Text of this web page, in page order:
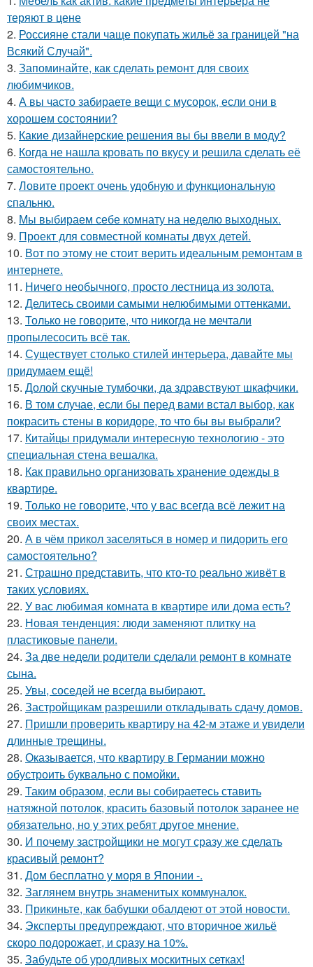
теряют в цене
2. Россияне стали чаще покупать жильё за границей "на
Всякий Случай".
3. Запоминайте, как сделать ремонт для своих
любимчиков.
4. А вы часто забираете вещи с мусорок, если они в
хорошем состоянии?
5. Какие дизайнерские решения вы бы ввели в моду?
6. Когда не нашла кровать по вкусу и решила сделать её
самостоятельно.
7. Ловите проект очень удобную и функциональную
спальню.
8. Мы выбираем себе комнату на неделю выходных.
9. Проект для совместной комнаты двух детей.
10. Вот по этому не стоит верить идеальным ремонтам в
интернете.
11. Ничего необычного, просто лестница из золота.
12. Делитесь своими самыми нелюбимыми оттенками.
13. Только не говорите, что никогда не мечтали
пропылесосить всё так.
14. Существует столько стилей интерьера, давайте мы
придумаем ещё!
15. Долой скучные тумбочки, да здравствуют шкафчики.
16. В том случае, если бы перед вами встал выбор, как
покрасить стены в коридоре, то что бы вы выбрали?
17. Китайцы придумали интересную технологию - это
специальная стена вешалка.
18. Как правильно организовать хранение одежды в
квартире.
19. Только не говорите, что у вас всегда всё лежит на
своих местах.
20. А в чём прикол заселяться в номер и пидорить его
самостоятельно?
21. Страшно представить, что кто-то реально живёт в
таких условиях.
22. У вас любимая комната в квартире или дома есть?
23. Новая тенденция: люди заменяют плитку на
пластиковые панели.
24. За две недели родители сделали ремонт в комнате
сына.
25. Увы, соседей не всегда выбирают.
26. Застройщикам разрешили откладывать сдачу домов.
27. Пришли проверить квартиру на 42-м этаже и увидели
длинные трещины.
28. Оказывается, что квартиру в Германии можно
обустроить буквально с помойки.
29. Таким образом, если вы собираетесь ставить
натяжной потолок, красить базовый потолок заранее не
обязательно, но у этих ребят другое мнение.
30. И почему застройщики не могут сразу же сделать
красивый ремонт?
31. Дом бесплатно у моря в Японии -.
32. Заглянем внутрь знаменитых коммуналок.
33. Прикиньте, как бабушки обалдеют от этой новости.
34. Эксперты предупреждают, что вторичное жильё
скоро подорожает, и сразу на 10%.
35. Забудьте об уродливых москитных сетках!